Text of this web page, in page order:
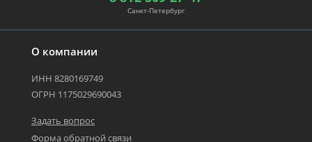
О компании
ИНН 8280169749
ОГРН 1175029690043
Задать вопрос
Форма обратной связи
Санкт-Петербург